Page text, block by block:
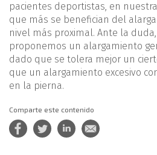
pacientes deportistas, en
que más se benefician del
nivel más proximal. Ante la
proponemos un alargamiento
dado que se tolera mejor un
que un alargamiento excesivo
en la pierna.
Comparte este contenido